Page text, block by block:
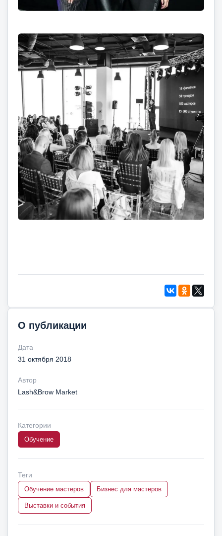
О публикации
Дата
31 октября 2018
Автор
Lash&Brow Market
Категории
Обучение
Теги
Обучение мастеров Бизнес для мастеров
Выставки и события